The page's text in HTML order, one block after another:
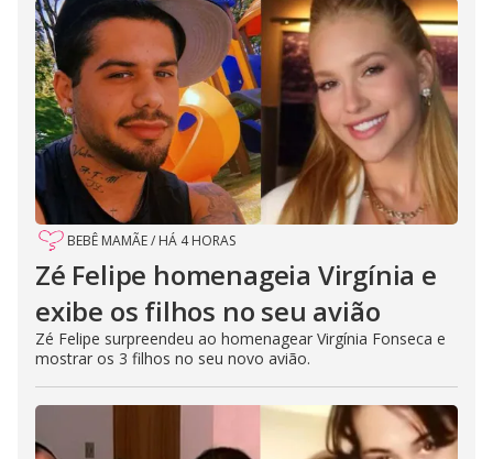
BEBÊ MAMÃE/ HÁ 4 HORAS
Zé Felipe homenageia Virgínia e
exibe os filhos no seu avião
Zé Felipe surpreendeu ao homenagear Virgínia Fonseca e
mostrar os 3 filhos no seu novo avião.